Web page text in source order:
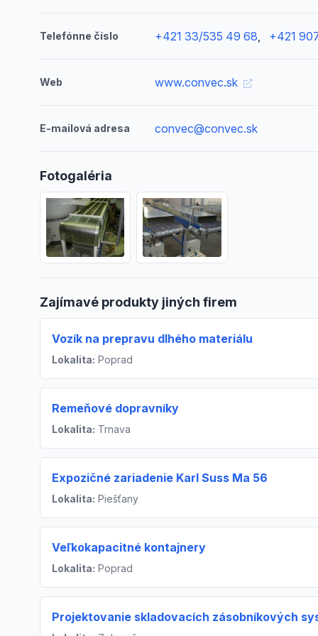
Telefónne číslo +421 33/535 49 68, +421
Web www.convec.sk
E-mailová adresa convec@convec.sk
Fotogaléria
Zajímavé produkty jiných firem
Vozík na prepravu dlhého materiálu
Lokalita: Poprad
Remeňové dopravníky
Lokalita: Trnava
Expozičné zariadenie Karl Suss Ma 56
Lokalita: Piešťany
Veľkokapacitné kontajnery
Lokalita: Poprad
Projektovanie skladovacích zásobníkových